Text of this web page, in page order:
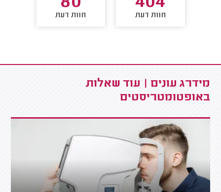
חוות דעת חוות דעת
מידרג עונים | עוד שאלות
באופטומטריסטים